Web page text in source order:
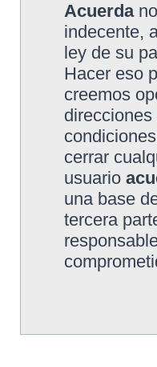
Acuerdano
indecente,
ley de su
Hacer eso
creemos
cerrar
usuario
una base
tercera